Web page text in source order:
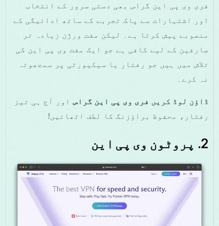
فری وی پی این گراس بھی دستی سرور کے انتخاب
اور اشتہارات سے پاک تجربے کے ساتھ ادائیگی کے
منصوبے پیش کرتا ہے۔ لیکن مفت ورژن زیادہ تر
صارفین کے لیے کافی ہے جو ایک مفت وی پی این کی
تلاش میں ہیں جو رفتار یا سیکیورٹی پر سمجھوتہ
نہ کرے۔
ڈاؤن لوڈ کریں فری وی پی این گراس اور آج ہی تیز
رفتار، محفوظ براؤزنگ کا لطف اٹھائیں!
2. پروٹون وی پی این